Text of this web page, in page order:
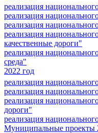
реализация
реализация
реализация
реализация
качественные дороги"
реализация
среда"
2022 год
реализация
реализация
реализация
дороги"
реализация
Муниципальные проекты